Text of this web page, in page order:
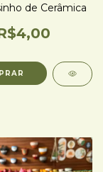
de Cerâmica